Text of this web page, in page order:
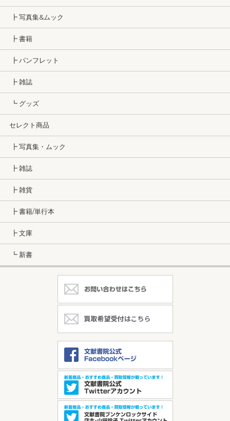
┣ 写真集&ムック
┣ 書籍
┣ パンフレット
┣ 雑誌
┗ グッズ
セレクト商品
┣ 写真集・ムック
┣ 雑誌
┣ 雑貨
┣ 書籍/単行本
┣ 文庫
┗ 新書